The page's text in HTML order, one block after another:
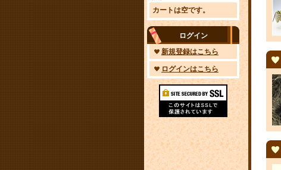
カートは空です。
ログイン
新規登録はこちら
ログインはこちら